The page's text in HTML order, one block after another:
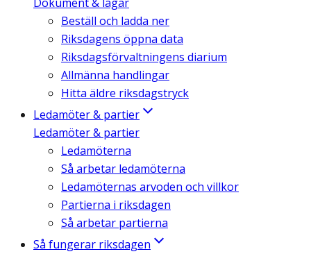
Beställ och ladda ner
Riksdagens öppna data
Riksdagsförvaltningens diarium
Allmänna handlingar
Hitta äldre riksdagstryck
Ledamöter & partier
Ledamöter & partier
Ledamöterna
Så arbetar ledamöterna
Ledamöternas arvoden och villkor
Partierna i riksdagen
Så arbetar partierna
Så fungerar riksdagen